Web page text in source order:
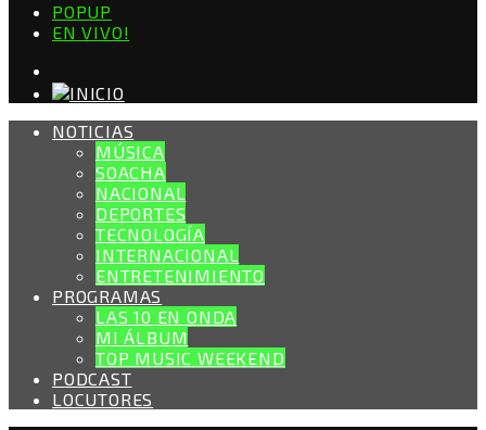
POPUP
EN VIVO!
NOTICIAS
MÚSICA
SOACHA
NACIONAL
DEPORTES
TECNOLOGÍA
INTERNACIONAL
ENTRETENIMIENTO
PROGRAMAS
LAS 10 EN ONDA
MI ÁLBUM
TOP MUSIC WEEKEND
PODCAST
LOCUTORES